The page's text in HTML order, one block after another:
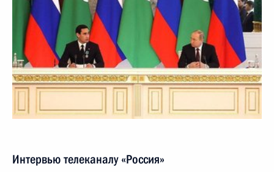
Интервью телеканалу «Россия»